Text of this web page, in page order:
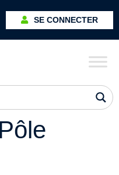
SE CONNECTER
Pôle